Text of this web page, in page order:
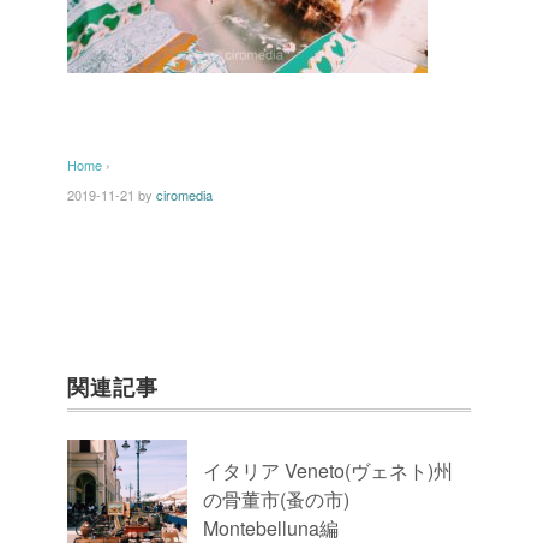
Home ›
2019-11-21 by ciromedia
関連記事
イタリア Veneto(ヴェネト)州
の骨董市(蚤の市)
Montebelluna編